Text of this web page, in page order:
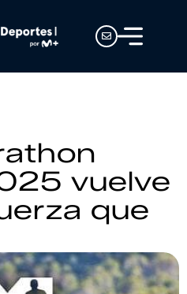
vuelve
que